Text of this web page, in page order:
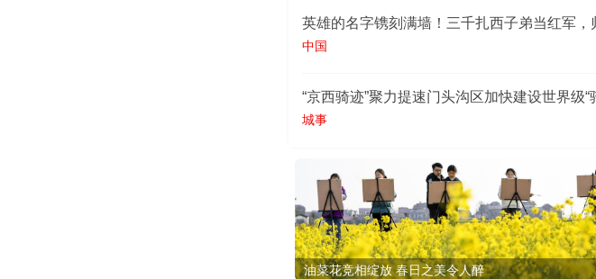
英雄的名字镌刻满墙！三千扎西子弟当红军，
中国
“京西骑迹”聚力提速门头沟区加快建设世界级“
城事
油菜花竞相绽放 春日之美令人醉